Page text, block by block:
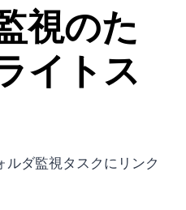
視のた
イトス
ダ監視タスクにリンク